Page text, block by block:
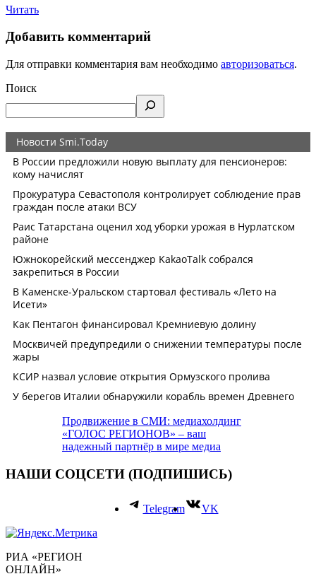
Читать
Добавить комментарий
Для отправки комментария вам необходимо авторизоваться.
Поиск
Продвижение в СМИ: медиахолдинг
«ГОЛОС РЕГИОНОВ» – ваш
надежный партнёр в мире медиа
НАШИ СОЦСЕТИ (ПОДПИШИСЬ)
Telegram VK
РИА «РЕГИОН
ОНЛАЙН»